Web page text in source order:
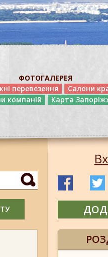
ФОТОГАЛЕРЕЯ
перевезення Салони
компаній
Карта